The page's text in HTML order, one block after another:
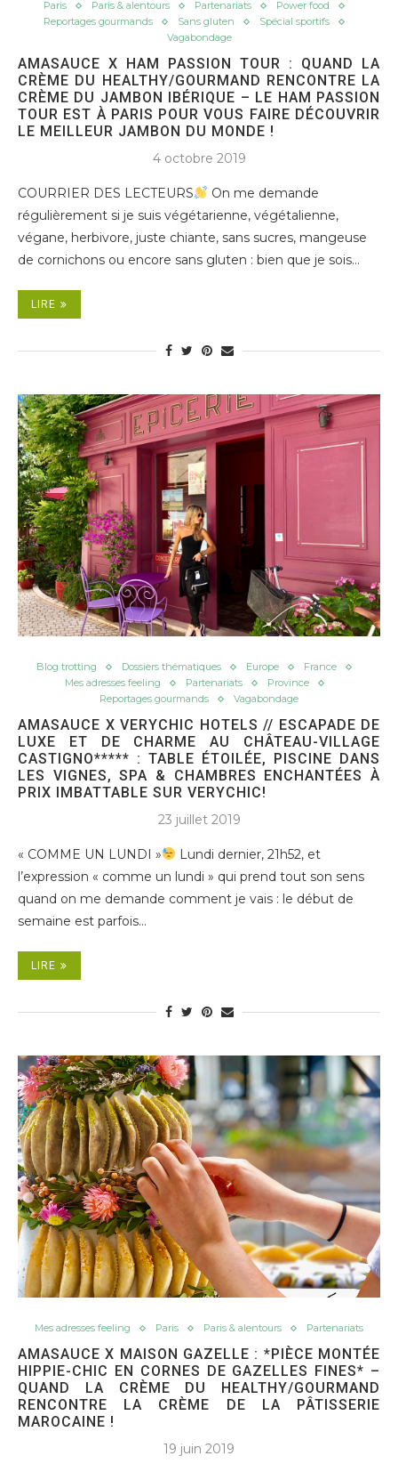
Paris Paris & alentours Partenariats
Power food
Reportages gourmands
Sans gluten
Spécial sportifs
Vagabondage
AMASAUCE X HAM PASSION TOUR : QUAND LA
CRÈME DU HEALTHY/GOURMAND RENCONTRE LA
CRÈME DU JAMBON IBÉRIQUE – LE HAM PASSION
TOUR EST À PARIS POUR VOUS FAIRE DÉCOUVRIR
LE MEILLEUR JAMBON DU MONDE !
4 octobre 2019
COURRIER DES LECTEURS
On me demande
régulièrement si je suis végétarienne, végétalienne,
végane, herbivore, juste chiante, sans sucres, mangeuse
de cornichons ou encore sans gluten : bien que je sois…
LIRE
Blog trotting Dossiers thématiques Europe
France
Mes adresses feeling
Partenariats
Province
Reportages gourmands
Vagabondage
AMASAUCE X VERYCHIC HOTELS // ESCAPADE DE
LUXE ET DE CHARME AU CHÂTEAU-VILLAGE
CASTIGNO***** : TABLE ÉTOILÉE, PISCINE DANS
LES VIGNES, SPA & CHAMBRES ENCHANTÉES À
PRIX IMBATTABLE SUR VERYCHIC!
23 juillet 2019
« COMME UN LUNDI »
Lundi dernier, 21h52, et
l’expression « comme un lundi » qui prend tout son sens
quand on me demande comment je vais : le début de
semaine est parfois…
LIRE
Mes adresses feeling Paris Paris & alentours Partenariats
AMASAUCE X MAISON GAZELLE : *PIÈCE MONTÉE
HIPPIE-CHIC EN CORNES DE GAZELLES FINES* –
QUAND LA CRÈME DU HEALTHY/GOURMAND
RENCONTRE LA CRÈME DE LA PÂTISSERIE
MAROCAINE !
19 juin 2019